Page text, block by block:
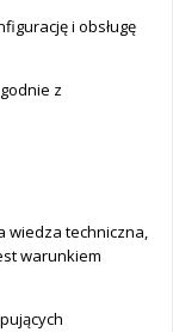
i obsługę
z
wiedza techniczna,
warunkiem